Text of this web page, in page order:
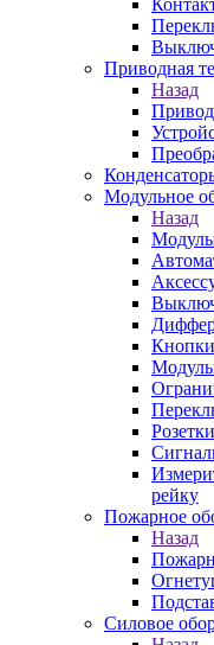
Приводная
Назад
Модульное
Назад
рейку
Пожарное
Назад
Силовое